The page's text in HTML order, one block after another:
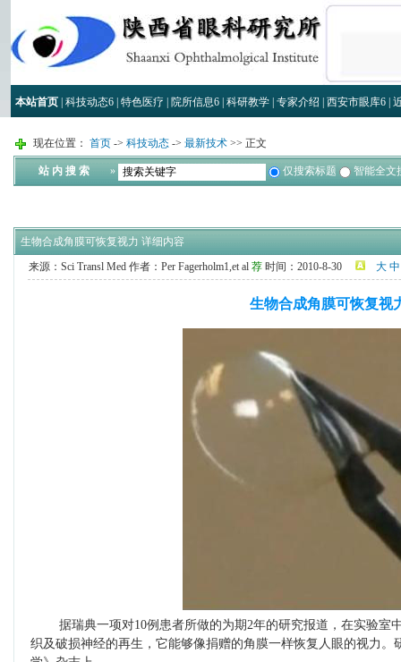
本站首页| 科技动态6| 特色医疗 院所信息6| 科研教学| 专家介绍 西安市眼库6|
现在位置： 首页 -> 科技动态 -> 最新技术 >> 正文
站 内 搜 索 » 仅搜索标题 智能全文
生物合成角膜可恢复视力 详细内容
来源：Sci Transl Med 作者：Per Fagerholm1,et al 荐 时间：2010-8-30 大 中
生物合成角膜可恢复视
据瑞典一项对10例患者所做的为期2年的研究报道，在实验室
织及破损神经的再生，它能够像捐赠的角膜一样恢复人眼的视力。